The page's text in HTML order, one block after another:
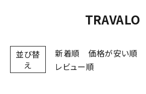
TRAVALO
並び替
え
新着順 価格が安い順
レビュー順